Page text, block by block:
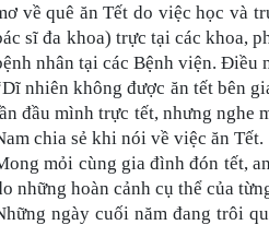
về quê ăn Tết do việc học và
sĩ đa khoa) trực tại các khoa,
nhân tại các Bệnh viện. Điều
nhiên không được ăn tết bên
đầu mình trực tết, nhưng nghe
chia sẻ khi nói về việc ăn Tết.
mỏi cùng gia đình đón tết,
những hoàn cảnh cụ thể của
ngày cuối năm đang trôi